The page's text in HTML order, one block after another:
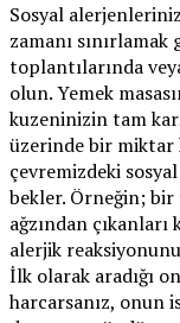
Sosyal
zamanı
toplantılarında
olun. Yemek
kuzeninizin tam
üzerinde bir miktar
çevremizdeki
bekler. Örneğin;
ağzından
alerjik
İlk olarak aradığı
harcarsanız, onun